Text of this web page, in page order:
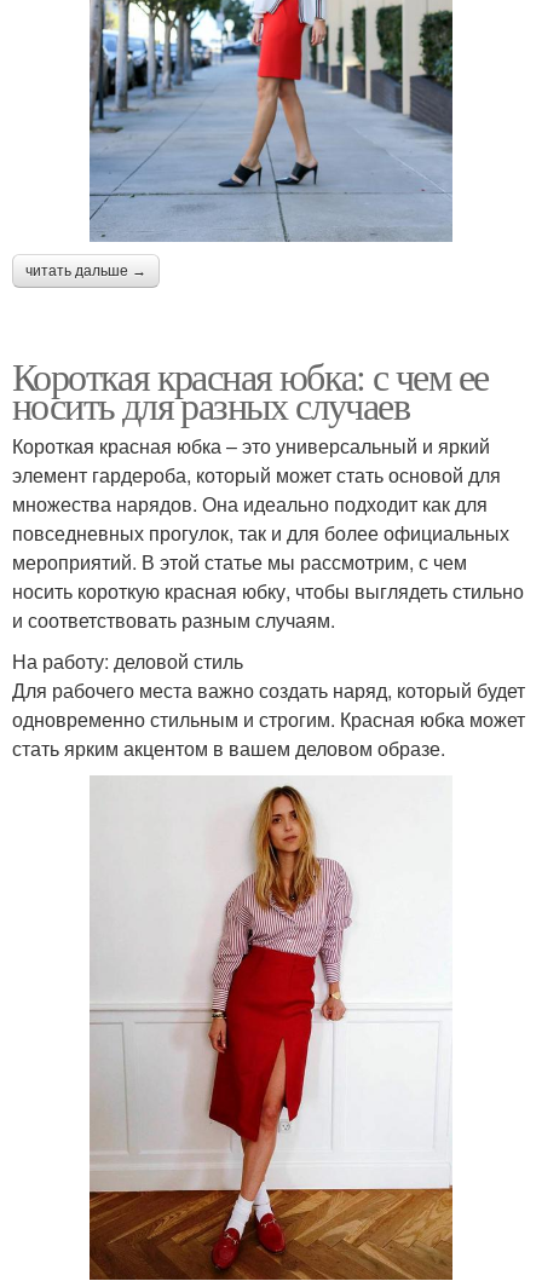
читать дальше →
Короткая красная юбка: с чем ее
носить для разных случаев
Короткая красная юбка – это универсальный и яркий
элемент гардероба, который может стать основой для
множества нарядов. Она идеально подходит как для
повседневных прогулок, так и для более официальных
мероприятий. В этой статье мы рассмотрим, с чем
носить короткую красная юбку, чтобы выглядеть стильно
и соответствовать разным случаям.
На работу: деловой стиль
Для рабочего места важно создать наряд, который будет
одновременно стильным и строгим. Красная юбка может
стать ярким акцентом в вашем деловом образе.